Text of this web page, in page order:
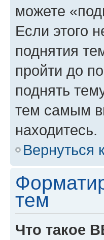
можете
Если этого
поднятия
пройти до
поднять
тем самым
находитесь.
Вернуться
тем
Что такое